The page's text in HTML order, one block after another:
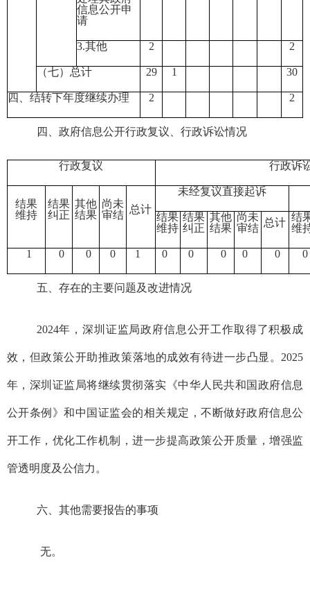
信息公开申
请
3.其他 2 2
（七）总计 29 1 30
四、结转下年度继续办理 2 2
四、 政府信息公开行政复议、行政诉讼情况
行政复议 行政诉
结果
维持
结果
纠正
其他
结果
尚未
审结 总计
未经复议直接起诉
结果
维持
结果
纠正
其他
结果
尚未
审结 总计 结
维
1 0 0 0 1 0 0 0 0 0 0
五、存在的主要问题及改进情况
2024年，深圳证监局政府信息公开工作取得了积极成
效，但政策公开助推政策落地的成效有待进一步凸显 。2025
年， 深圳证监局将继续贯彻落实《中华人民共和国政府信息
公开条例》和中国证监会的相关规定，不断做好政府信息公
开工作，优化工作机制，进一步提高政策公开质量，增强监
管透明度及公信力。
六、其他需要报告的事项
无。